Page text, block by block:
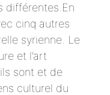
différentes.En
cinq autres
syrienne. Le
et l’art
sont et de
culturel du